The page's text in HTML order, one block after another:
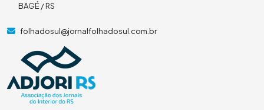
BAGÉ / RS
folhadosul@jornalfolhadosul.com.br